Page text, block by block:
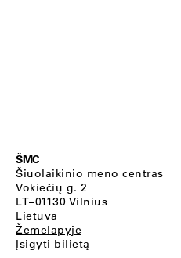
ŠMC
Šiuolaikinio meno centras
Vokiečių g. 2
LT–01130 Vilnius
Lietuva
Žemėlapyje
Įsigyti bilietą